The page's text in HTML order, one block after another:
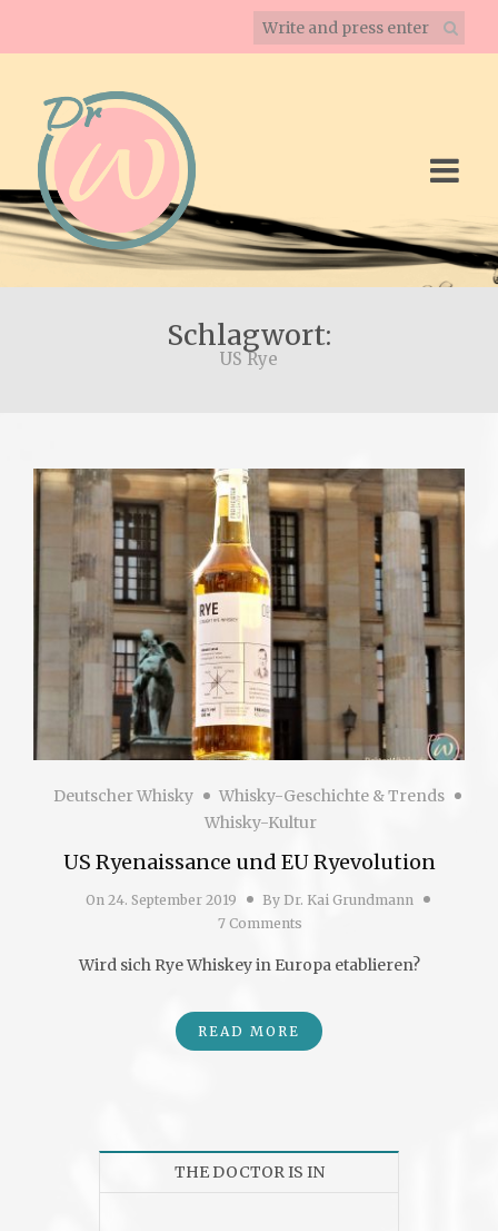
Schlagwort:
US Rye
Deutscher Whisky
Whisky-Geschichte & Trends
Whisky-Kultur
US Ryenaissance und EU Ryevolution
On 24. September 2019 By Dr. Kai Grundmann
7 Comments
Wird sich Rye Whiskey in Europa etablieren?
READ MORE
THE DOCTOR IS IN